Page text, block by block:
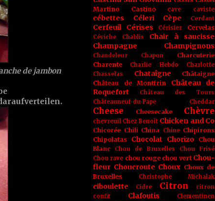
de jambon
Martino
Castino cave caviste
cébettes Céleri Cèpe Cerdant
Cerfeuil Cérises Cérisier Cervelas
Céviche Chablis
Chair à saucisse
Champagne
Champignons
Chandeleur Chapon
Charcuterie
Charente
Charlie Hebdo
Charlotte
Chasselas
Chataîgne
Châtaigne
Château de Montfrin
Château de
Roquefort
Château des Tours
Châteauneuf-du-Pape
Cheddar
Cheese Cheesecake Chèvre
chevreuil Chez Benoît Chicken and Co
Chicorée Chili China Chine Chipirons
Chipolatas
Chocolat Chorizo
Chou
Blanc
Chou de Bruxelles
Chou Frisé
Chou rave chou rouge chou vert Chou-
fleur Choucroute Choux Choux de
Bruxelles
Christophe Michalak
ciboulette Cidre Citron
citron
confit
Clafoutis Clementinen